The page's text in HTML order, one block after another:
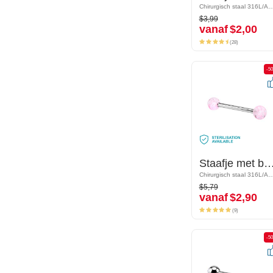
Chirurgisch staal 316L/Acryl
$3,99
vanaf$2,00
Chirurgisch staal 316L/Acryl
$3,99
vanaf$2,00
(28)
-50%
Staafje met balletjes
Chirurgisch staal 316L/Acryl
$5,79
vanaf$2,90
-
Staafje met balletjes
Chirurgisch staal 316L/Acryl
$5,79
vanaf$2,90
(9)
-50%
-